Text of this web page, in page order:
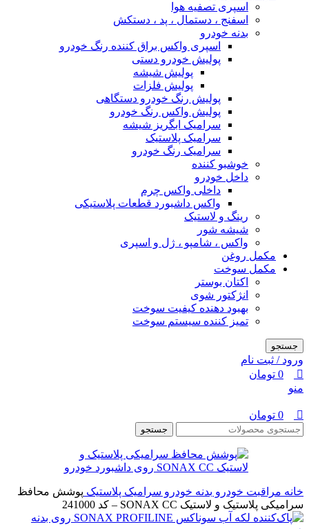
اسپری تصفیه هوا
اسفنج ، دستمال ، پد ، دستکش
بدنه خودرو
اسپری واکس براق کننده رنگ خودرو
پولیش خودرو دستی
پولیش شیشه
پولیش فلزات
پولیش رنگ خودرو دستگاهی
پولیش واکس رنگ خودرو
سرامیک ابگریز شیشه
سرامیک پلاستیک
سرامیک رنگ خودرو
خوشبو کننده
داخل خودرو
داخلی واکس چرم
واکس داشبورد قطعات پلاستیکی
رینگ و لاستیک
شیشه شور
واکس ، شامپو ، ژل و اسپری
مکمل روغن
مکمل سوخت
اکتان بوستر
انژکتور شوی
بهبود دهنده کیفیت سوخت
تمیز کننده سیستم سوخت
جستجو
ورود / ثبت نام
0 تومان
منو
0 تومان
جستجو
خانه مراقبت خودرو بدنه خودرو سرامیک پلاستیک پوشش محافظ
سرامیکی پلاستیک و لاستیک SONAX CC – کد 241000